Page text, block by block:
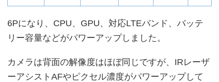
6Pになり、CPU、GPU、対応LTEバンド、バッテ
リー容量などがパワーアップしました。
カメラは背面の解像度はほぼ同じですが、IRレーザ
ーアシストAFやピクセル濃度がパワーアップして